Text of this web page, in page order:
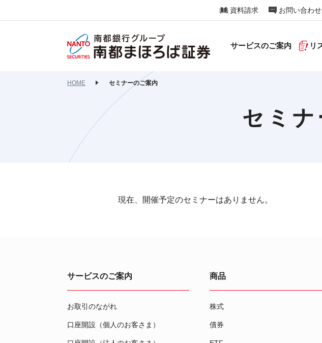
資料請求 お問い合わせ
サービスのご案内 リ
HOME セミナーのご案内
セミナ
現在、開催予定のセミナーはありません。
サービスのご案内
お取引のながれ
口座開設（個人のお客さま）
商品
株式
債券